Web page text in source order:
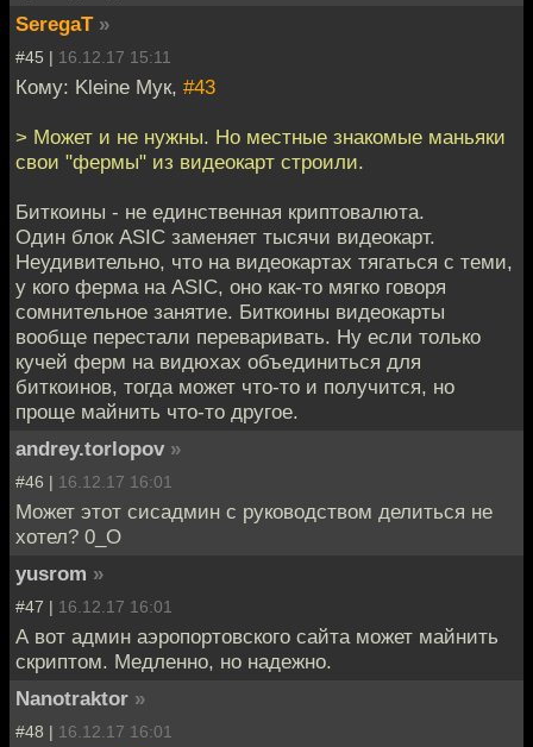
SeregaT »
#45 | 16.12.17 15:11
Кому: Kleine Мук, #43
> Может и не нужны. Но местные знакомые маньяки
свои "фермы" из видеокарт строили.
Биткоины - не единственная криптовалюта.
Один блок ASIC заменяет тысячи видеокарт.
Неудивительно, что на видеокартах тягаться с теми,
у кого ферма на ASIC, оно как-то мягко говоря
сомнительное занятие. Биткоины видеокарты
вообще перестали переваривать. Ну если только
кучей ферм на видюхах объединиться для
биткоинов, тогда может что-то и получится, но
проще майнить что-то другое.
andrey.torlopov »
#46 | 16.12.17 16:01
Может этот сисадмин с руководством делиться не
хотел? 0_О
yusrom »
#47 | 16.12.17 16:01
А вот админ аэропортовского сайта может майнить
скриптом. Медленно, но надежно.
Nanotraktor »
#48 | 16.12.17 16:01